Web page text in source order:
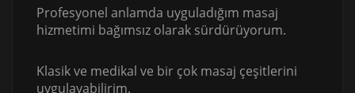
Profesyonel anlamda uyguladığım masaj
hizmetimi bağımsız olarak sürdürüyorum.
Klasik ve medikal ve bir çok masaj çeşitlerini
uygulayabilirim.